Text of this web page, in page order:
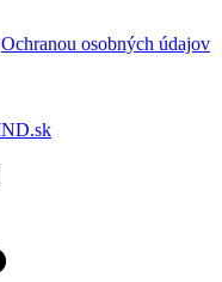
Ochranou osobných údajov